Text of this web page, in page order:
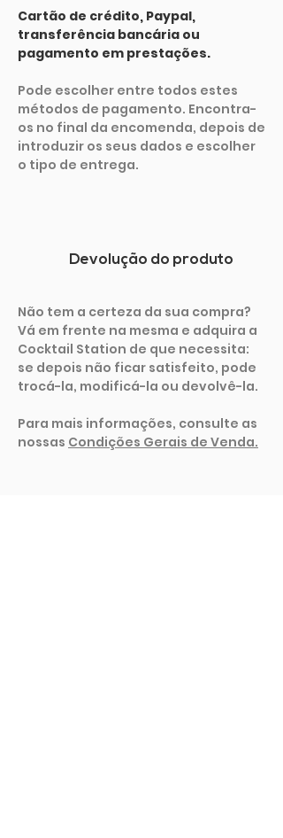
Cartão de crédito, Paypal,
transferência bancária ou
pagamento em prestações.
Pode escolher entre todos estes
métodos de pagamento. Encontra-
os no final da encomenda, depois de
introduzir os seus dados e escolher
o tipo de entrega.
Devolução do produto
Não tem a certeza da sua compra?
Vá em frente na mesma e adquira a
Cocktail Station de que necessita:
se depois não ficar satisfeito, pode
trocá-la, modificá-la ou devolvê-la.
Para mais informações, consulte as
nossas Condições Gerais de Venda.